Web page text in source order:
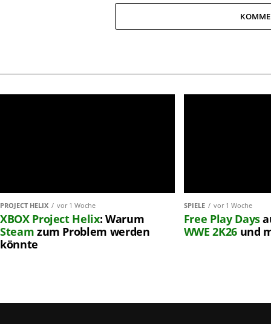
PROJECT HELIX vor 1 Woche
XBOX Project Helix: Warum
Steam zum Problem werden
könnte
SPIELE vor 1 Woche
Free Play Days
WWE 2K26und